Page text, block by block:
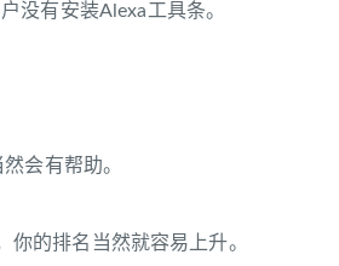
没有安装Alexa工具条。
会有帮助。
的排名当然就容易上升。